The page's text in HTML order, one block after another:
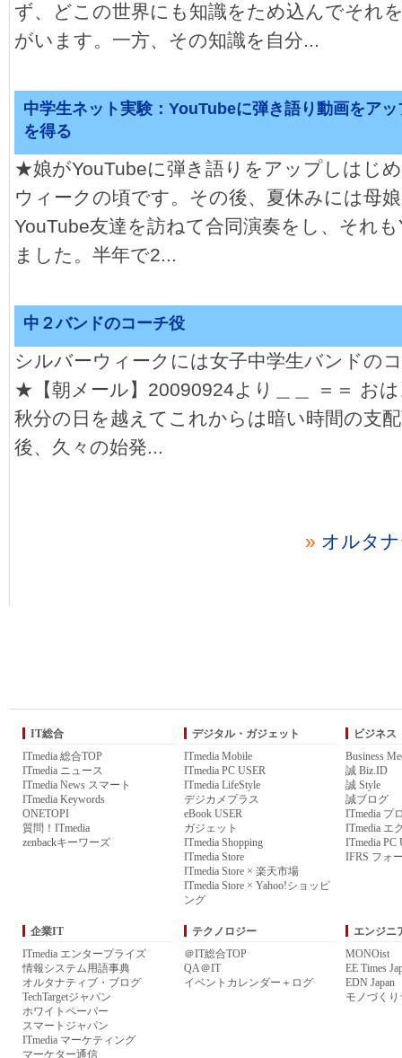
ず、どこの世界にも知識をため込んでそれ
がいます。一方、その知識を自分...
中学生ネット実験：YouTubeに弾き語り動画をア
を得る
★娘がYouTubeに弾き語りをアップしはじ
ウィークの頃です。その後、夏休みには母
YouTube友達を訪ねて合同演奏をし、それ
ました。半年で2...
中２バンドのコーチ役
シルバーウィークには女子中学生バンドの
★【朝メール】20090924より＿＿ ＝＝ お
秋分の日を越えてこれからは暗い時間の支
後、久々の始発...
» オルタ
IT総合
ITmedia 総合TOP
ITmedia ニュース
ITmedia News スマート
ITmedia Keywords
ONETOPI
質問！ITmedia
zenbackキーワーズ
デジタル・ガジェット
ITmedia Mobile
ITmedia PC USER
ITmedia LifeStyle
デジカメプラス
eBook USER
ガジェット
ITmedia Shopping
ITmedia Store
ITmedia Store × 楽天市場
ITmedia Store × Yahoo!ショッピ
ング
ビジネス
Business
誠 Biz.ID
誠 Style
誠ブログ
ITmedia プ
ITmedia エ
ITmedia PC
IFRS フォ
企業IT
ITmedia エンタープライズ
情報システム用語事典
オルタナティブ・ブログ
TechTargetジャパン
ホワイトペーパー
スマートジャパン
ITmedia マーケティング
マーケター通信
テクノロジー
＠IT総合TOP
QA＠IT
イベントカレンダー＋ログ
エンジニ
MONOist
EE Times
EDN Japan
モノづく